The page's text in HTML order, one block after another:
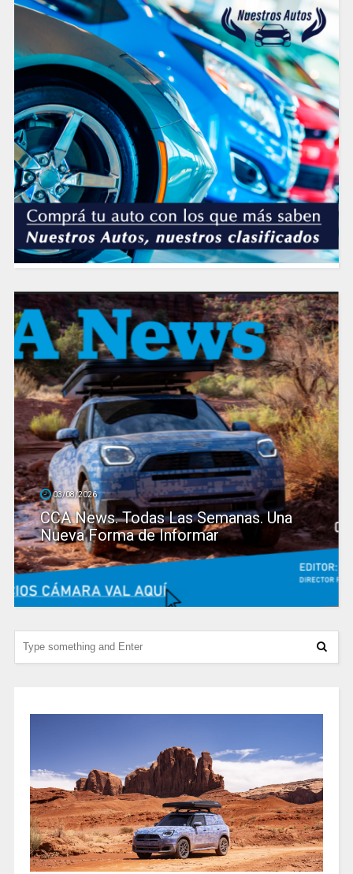
03/08/2026
CCA News. Todas Las Semanas. Una
Nueva Forma de Informar